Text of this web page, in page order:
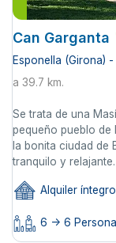
Can Garganta
Esponella (Girona) -
a 39.7 km.
Se trata de una
pequeño pueblo de
la bonita ciudad de
tranquilo y relajante.
Alquiler íntegro
6 -> 6